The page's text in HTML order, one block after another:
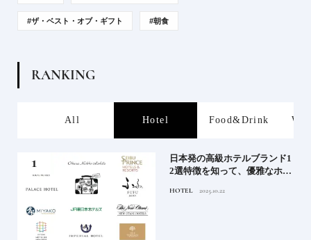
#ザ・ベスト・オブ・ギフト #朝食
RANKING
All Hotel Food&Drink
日本発の高級ホテルブランド1
2選特徴を知って、優雅なホテ
ンド大解剖①
HOTEL 2025.10.22